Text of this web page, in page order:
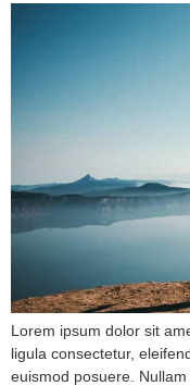
Lorem ipsum dolor sit
ligula consectetur,
euismod posuere.